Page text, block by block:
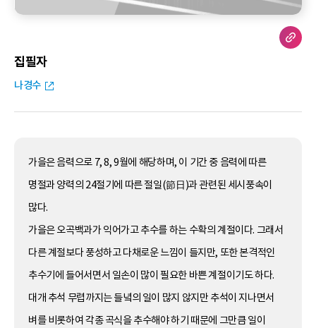
집필자
나경수
가을은 음력으로 7, 8, 9월에 해당하며, 이 기간 중 음력에 따른
명절과 양력의 24절기에 따른 절일(節日)과 관련된 세시풍속이
많다.
가을은 오곡백과가 익어가고 추수를 하는 수확의 계절이다. 그래서
다른 계절보다 풍성하고 다채로운 느낌이 들지만, 또한 본격적인
추수기에 들어서면서 일손이 많이 필요한 바쁜 계절이기도 하다.
대개 추석 무렵까지는 들녘의 일이 많지 않지만 추석이 지나면서
벼를 비롯하여 각종 곡식을 추수해야 하기 때문에 그만큼 일이